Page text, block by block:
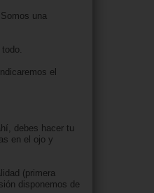
una
el
debes hacer tu
en el ojo y
(primera
disponemos de